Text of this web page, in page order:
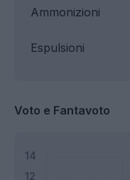
Ammonizioni
Espulsioni
Voto e Fantavoto